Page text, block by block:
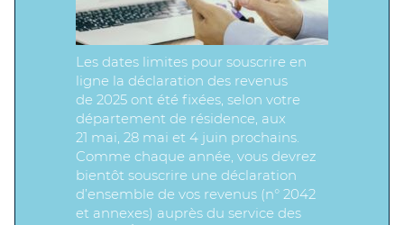
Les dates limites pour souscrire en
ligne la déclaration des revenus
de 2025 ont été fixées, selon votre
département de résidence, aux
21 mai, 28 mai et 4 juin prochains.
Comme chaque année, vous devrez
bientôt souscrire une déclaration
d’ensemble de vos revenus (n° 2042
et annexes) auprès du service des